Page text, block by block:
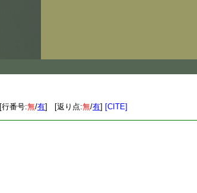
[行番号:無/有] [返り点:無/有] [CITE]